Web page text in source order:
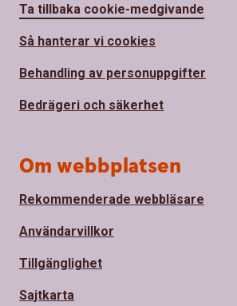
Ta tillbaka cookie-medgivande
Så hanterar vi cookies
Behandling av personuppgifter
Bedrägeri och säkerhet
Om webbplatsen
Rekommenderade webbläsare
Användarvillkor
Tillgänglighet
Sajtkarta